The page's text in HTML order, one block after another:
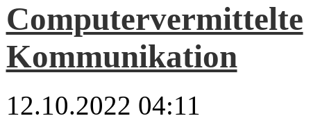
Computervermittelte
Kommunikation
12.10.2022 04:11